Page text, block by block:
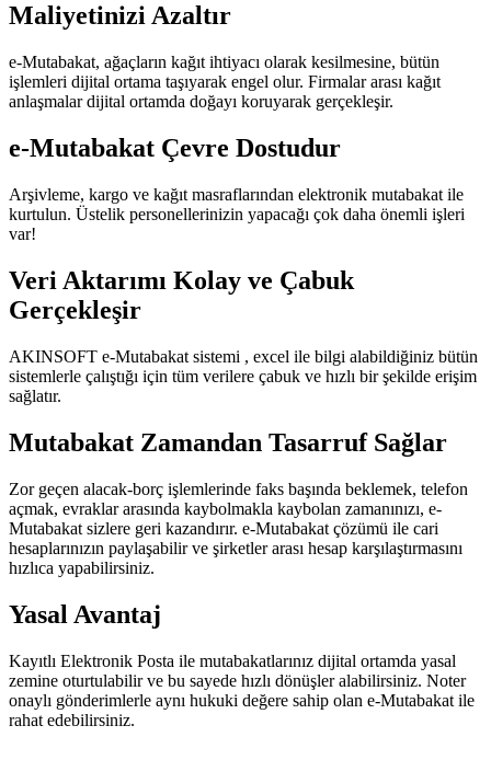
Maliyetinizi Azaltır
e-Mutabakat, ağaçların kağıt ihtiyacı olarak kesilmesine, bütün
işlemleri dijital ortama taşıyarak engel olur. Firmalar arası kağıt
anlaşmalar dijital ortamda doğayı koruyarak gerçekleşir.
e-Mutabakat Çevre Dostudur
Arşivleme, kargo ve kağıt masraflarından elektronik mutabakat ile
kurtulun. Üstelik personellerinizin yapacağı çok daha önemli işleri
var!
Veri Aktarımı Kolay ve Çabuk
Gerçekleşir
AKINSOFT e-Mutabakat sistemi , excel ile bilgi alabildiğiniz bütün
sistemlerle çalıştığı için tüm verilere çabuk ve hızlı bir şekilde erişim
sağlatır.
Mutabakat Zamandan Tasarruf Sağlar
Zor geçen alacak-borç işlemlerinde faks başında beklemek, telefon
açmak, evraklar arasında kaybolmakla kaybolan zamanınızı, e-
Mutabakat sizlere geri kazandırır. e-Mutabakat çözümü ile cari
hesaplarınızın paylaşabilir ve şirketler arası hesap karşılaştırmasını
hızlıca yapabilirsiniz.
Yasal Avantaj
Kayıtlı Elektronik Posta ile mutabakatlarınız dijital ortamda yasal
zemine oturtulabilir ve bu sayede hızlı dönüşler alabilirsiniz. Noter
onaylı gönderimlerle aynı hukuki değere sahip olan e-Mutabakat ile
rahat edebilirsiniz.